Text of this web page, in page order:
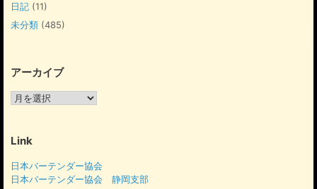
日記 (11)
未分類 (485)
アーカイブ
ア
イ
Link
日本バーテンダー協会
日本バーテンダー協会 静岡支部